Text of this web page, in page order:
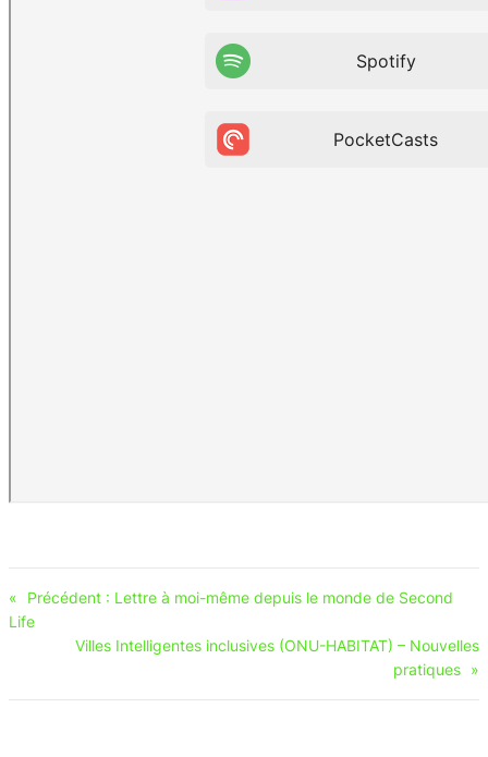
« Précédent : Lettre à moi-même depuis le monde de Second
Life
Villes Intelligentes inclusives (ONU-HABITAT) – Nouvelles
pratiques »